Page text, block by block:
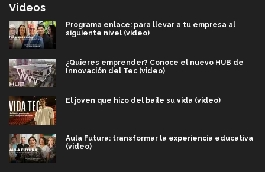
Videos
Programa enlace: para llevar a tu empresa al
siguiente nivel (video)
¿Quieres emprender? Conoce el nuevo HUB de
Innovación del Tec (video)
El joven que hizo del baile su vida (video)
Aula Futura: transformar la experiencia educativa
(video)